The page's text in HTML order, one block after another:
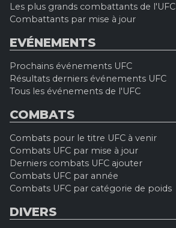
Les plus grands combattants de l'UFC
Combattants par mise à jour
EVÉNEMENTS
Prochains événements UFC
Résultats derniers événements UFC
Tous les événements de l'UFC
COMBATS
Combats pour le titre UFC à venir
Combats UFC par mise à jour
Derniers combats UFC ajouter
Combats UFC par année
Combats UFC par catégorie de poids
DIVERS